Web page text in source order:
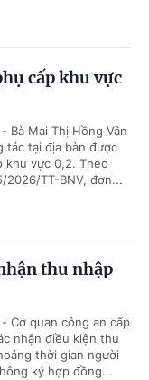
cấp khu vực
Bà Mai Thị Hồng Vân
tác tại địa bàn được
khu vực 0,2. Theo
2026/TT-BNV, đơn...
thu nhập
Cơ quan công an cấp
nhận điều kiện thu
thời gian người
ký hợp đồng...